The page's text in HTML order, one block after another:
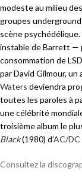
modeste au milieu
groupes
scène
instable de Barrett —
consommation de
par David Gilmour, un
Waters deviendra
toutes les paroles à
une célébrité
troisième album le
Black(1980) d’AC/DC
Consultez la